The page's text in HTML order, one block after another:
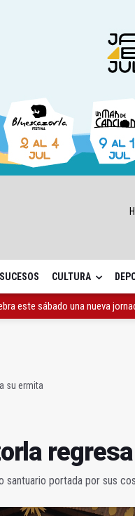
SUCESOS CULTURA
la alerta por listeria en
su ermita
santuario portada por sus